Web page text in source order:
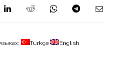
Türkçe English